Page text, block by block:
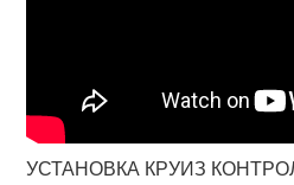
УСТАНОВКА КРУИЗ